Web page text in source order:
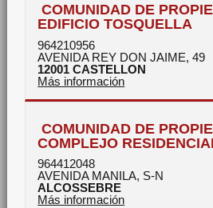
COMUNIDAD DE
EDIFICIO TOSQUELLA
964210956
AVENIDA REY DON JAIME, 49
12001 CASTELLON
Más información
COMUNIDAD DE
COMPLEJO
964412048
AVENIDA MANILA, S-N
ALCOSSEBRE
Más información